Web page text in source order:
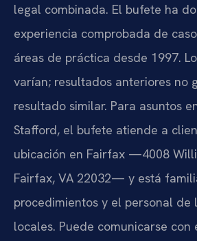
legal combinada. El bufete ha
experiencia comprobada de
áreas de práctica desde 1997.
varían; resultados anteriores no
resultado similar. Para asuntos
Stafford, el bufete atiende a
ubicación en Fairfax —4008
Fairfax, VA 22032— y está
procedimientos y el personal de
locales. Puede comunicarse con